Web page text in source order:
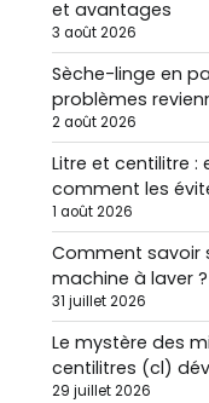
et avantages
3 août 2026
Sèche-linge en
problèmes
2 août 2026
Litre et centilitre :
comment les
1 août 2026
Comment savoir
machine à laver ?
31 juillet 2026
Le mystère des
centilitres (cl)
29 juillet 2026